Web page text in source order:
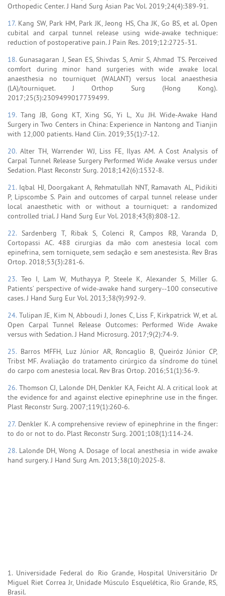
Orthopedic Center. J Hand Surg Asian Pac Vol. 2019;24(4):389-91.
17. Kang SW, Park HM, Park JK, Jeong HS, Cha JK, Go BS, et al. Open
cubital and carpal tunnel release using wide-awake technique:
reduction of postoperative pain. J Pain Res. 2019;12:2725-31.
18.Gunasagaran J, Sean ES, Shivdas S, Amir S, Ahmad TS. Perceived
comfort during minor hand surgeries with wide awake local
anaesthesia no tourniquet (WALANT) versus local anaesthesia
(LA)/tourniquet. J Orthop Surg (Hong Kong).
2017;25(3):2309499017739499.
19.Tang JB, Gong KT, Xing SG, Yi L, Xu JH. Wide-Awake Hand
Surgery in Two Centers in China: Experience in Nantong and Tianjin
with 12,000 patients. Hand Clin. 2019;35(1):7-12.
20.Alter TH, Warrender WJ, Liss FE, Ilyas AM. A Cost Analysis of
Carpal Tunnel Release Surgery Performed Wide Awake versus under
Sedation. Plast Reconstr Surg. 2018;142(6):1532-8.
21. Iqbal HJ, Doorgakant A, Rehmatullah NNT, Ramavath AL, Pidikiti
P, Lipscombe S. Pain and outcomes of carpal tunnel release under
local anaesthetic with or without a tourniquet: a randomized
controlled trial. J Hand Surg Eur Vol. 2018;43(8):808-12.
22. Sardenberg T, Ribak S, Colenci R, Campos RB, Varanda D,
Cortopassi AC. 488 cirurgias da mão com anestesia local com
epinefrina, sem torniquete, sem sedação e sem anestesista. Rev Bras
Ortop. 2018;53(3):281-6.
23. Teo I, Lam W, Muthayya P, Steele K, Alexander S, Miller G.
Patients’ perspective of wide-awake hand surgery--100 consecutive
cases. J Hand Surg Eur Vol. 2013;38(9):992-9.
24. Tulipan JE, Kim N, Abboudi J, Jones C, Liss F, Kirkpatrick W, et al.
Open Carpal Tunnel Release Outcomes: Performed Wide Awake
versus with Sedation. J Hand Microsurg. 2017;9(2):74-9.
25. Barros MFFH, Luz Júnior AR, Roncaglio B, Queiróz Júnior CP,
Tribst MF. Avaliação do tratamento cirúrgico da síndrome do túnel
do carpo com anestesia local. Rev Bras Ortop. 2016;51(1):36-9.
26. Thomson CJ, Lalonde DH, Denkler KA, Feicht AJ. A critical look at
the evidence for and against elective epinephrine use in the finger.
Plast Reconstr Surg. 2007;119(1):260-6.
27. Denkler K. A comprehensive review of epinephrine in the finger:
to do or not to do. Plast Reconstr Surg. 2001;108(1):114-24.
28. Lalonde DH, Wong A. Dosage of local anesthesia in wide awake
hand surgery. J Hand Surg Am. 2013;38(10):2025-8.
1. Universidade Federal do Rio Grande, Hospital Universitário Dr
Miguel Riet Correa Jr, Unidade Músculo Esquelética, Rio Grande, RS,
Brasil.